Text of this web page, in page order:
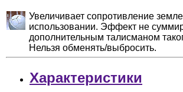
Увеличивает сопротивление
использовании. Эффект не
дополнительным талисманом
Нельзя обменять/выбросить.
Характеристики